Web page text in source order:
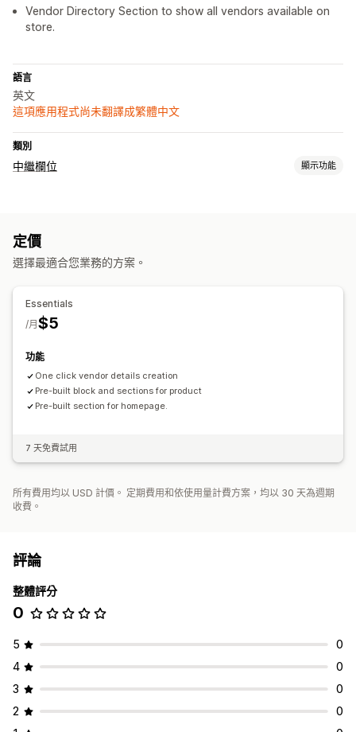
Vendor Directory Section to show all vendors available on
store.
語言
英文
這項應用程式尚未翻譯成繁體中文
類別
中繼欄位 顯示功能
定價
選擇最適合您業務的方案。
Essentials
$5
/月
功能
One click vendor details creation
Pre-built block and sections for product
Pre-built section for homepage.
7 天免費試用
所有費用均以 USD 計價。 定期費用和依使用量計費方案，均以 30 天為週期
收費。
評論
整體評分
0
5
0
4
0
3
0
2
0